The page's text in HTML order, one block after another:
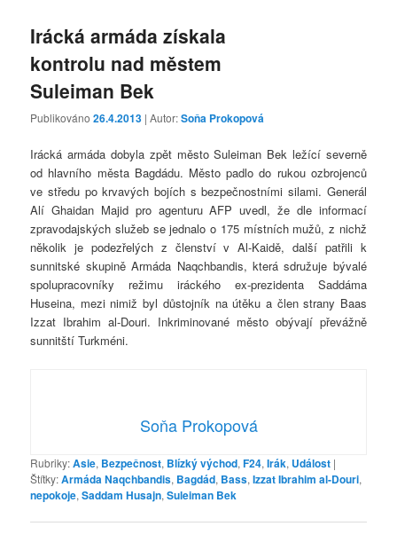
Irácká armáda získala
kontrolu nad městem
Suleiman Bek
Publikováno26.4.2013 | Autor:Soňa Prokopová
Irácká armáda dobyla zpět město Suleiman Bek ležící severně
od hlavního města Bagdádu. Město padlo do rukou ozbrojenců
ve středu po krvavých bojích s bezpečnostními silami. Generál
Alí Ghaidan Majid pro agenturu AFP uvedl, že dle informací
zpravodajských služeb se jednalo o 175 místních mužů, z nichž
několik je podezřelých z členství v Al-Kaidě, další patřili k
sunnitské skupině Armáda Naqchbandis, která sdružuje bývalé
spolupracovníky režimu iráckého ex-prezidenta Saddáma
Huseina, mezi nimiž byl důstojník na útěku a člen strany Baas
Izzat Ibrahim al-Douri. Inkriminované město obývají převážně
sunnitští Turkméni.
Soňa Prokopová
Rubriky:Asie, Bezpečnost, Blízký východ,F24,Irák, Událost |
Štítky:Armáda Naqchbandis, Bagdád, Bass,Izzat Ibrahim al-Douri,
nepokoje,Saddam Husajn,Suleiman Bek